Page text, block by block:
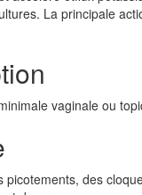
La principale
vaginale ou
des